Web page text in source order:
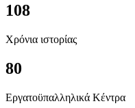
108
Χρόνια ιστορίας
80
Εργατοϋπαλληλικά Κέντρα